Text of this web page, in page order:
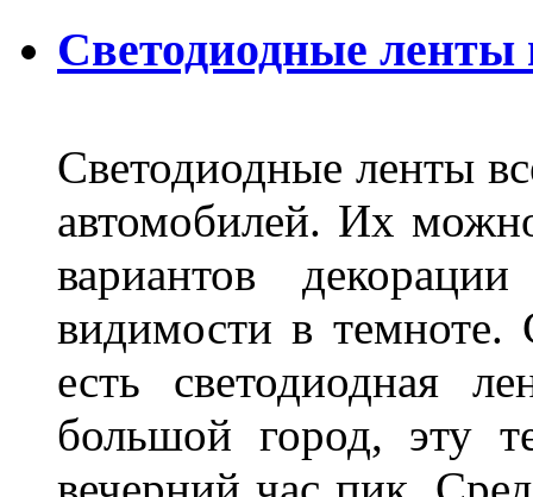
Светодиодные
Светодиодные ленты
автомобилей. Их
вариантов
видимости в темноте.
есть светодиодная
большой город, эту